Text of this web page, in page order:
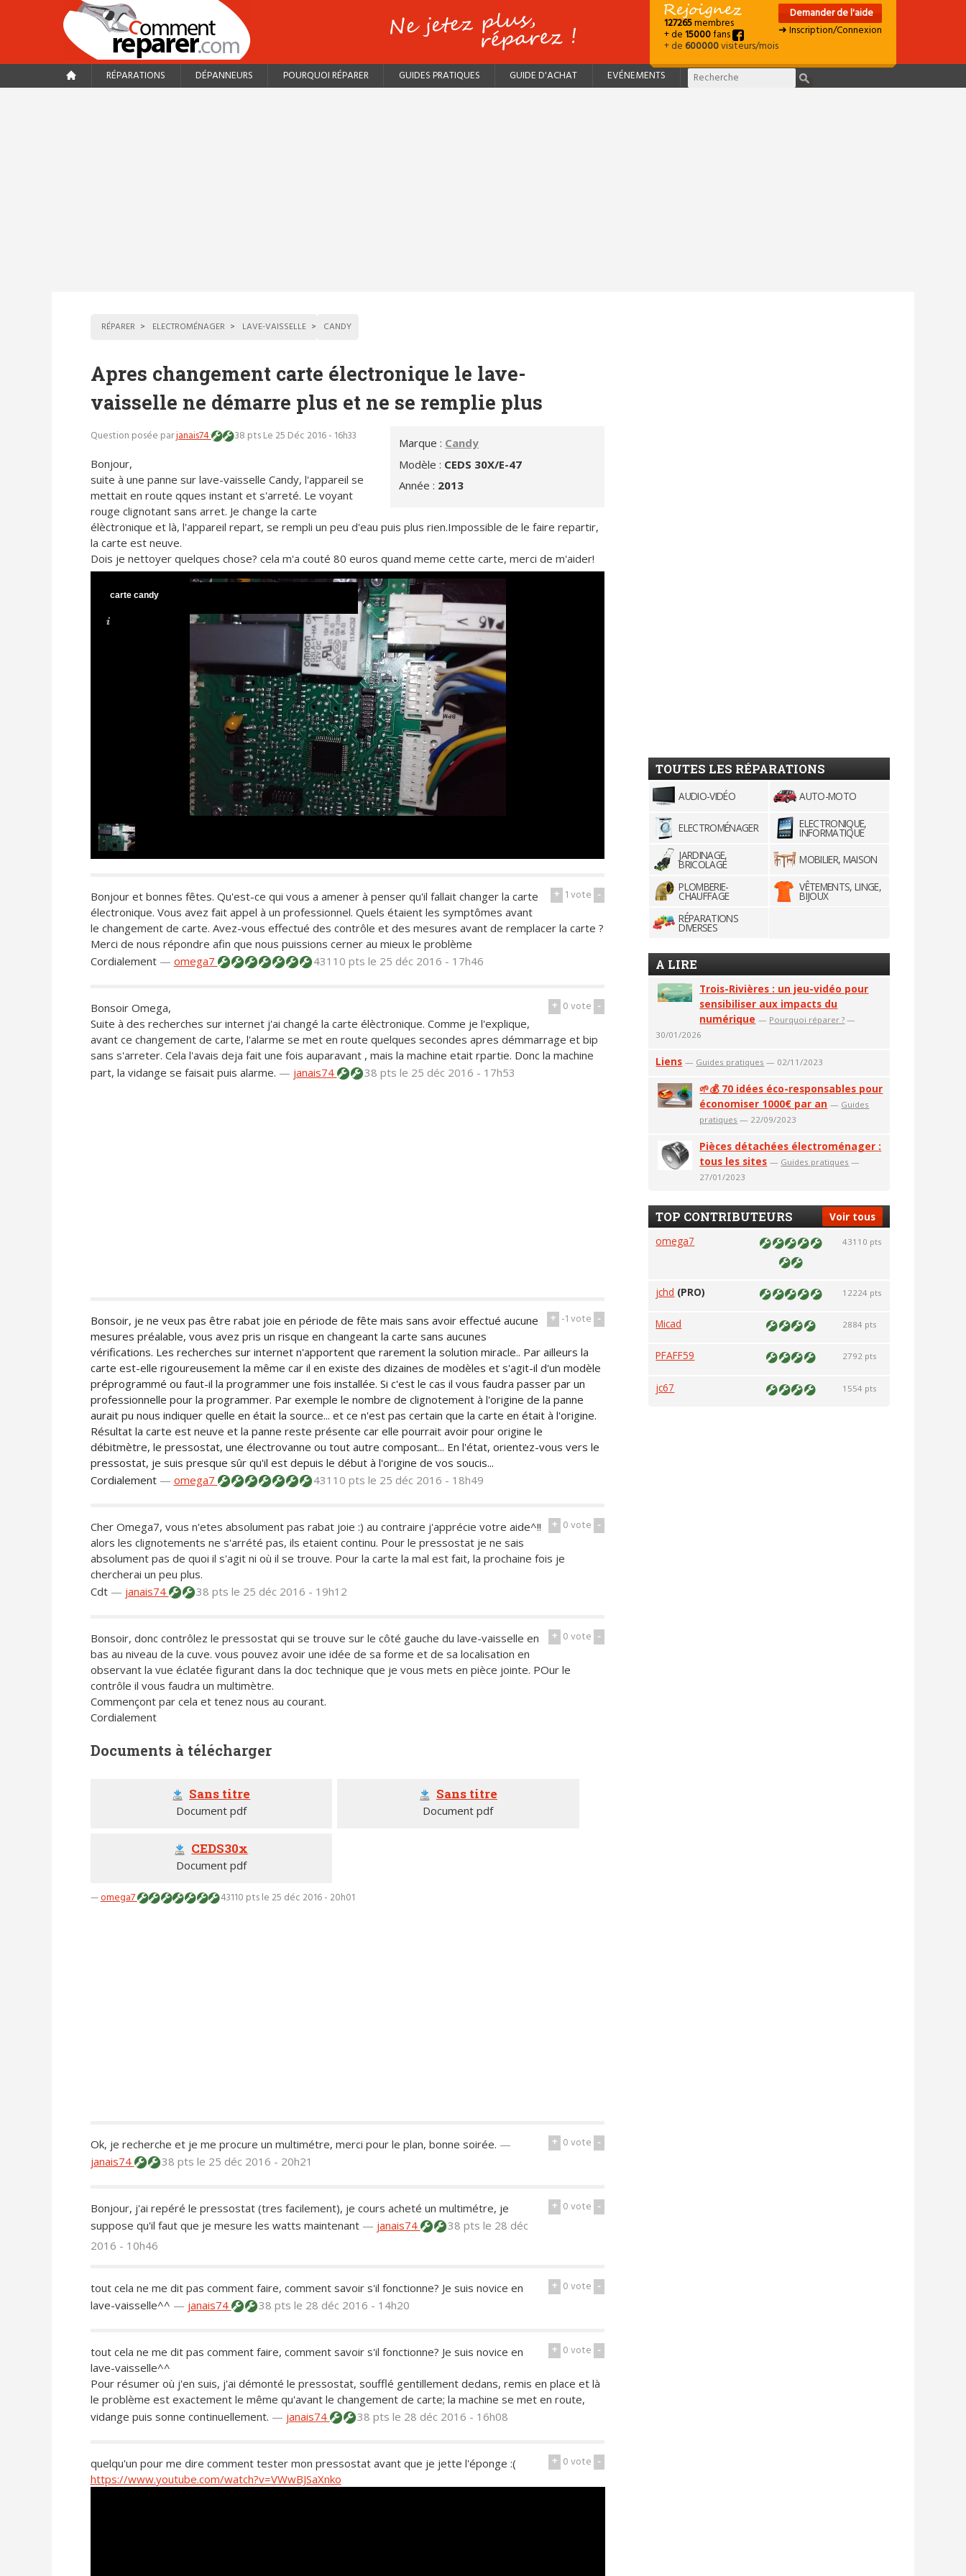
127265membres
+ de15000fans
+ de600000visiteurs/mois
Demander de l'aide
➜ Inscription/Connexion
RÉPARATIONS DÉPANNEURS POURQUOI RÉPARER GUIDES PRATIQUES GUIDE D'ACHAT EVÉNEMENTS
RÉPARER ELECTROMÉNAGER LAVE-VAISSELLE CANDY
Apres changement carte électronique le lave-
vaisselle ne démarre plus et ne se remplie plus
Marque : Candy
Modèle : CEDS 30X/E-47
Année : 2013
Question posée parjanais74 38 ptsLe 25 Déc 2016 - 16h33
Bonjour,
suite à une panne sur lave-vaisselle Candy, l'appareil se
mettait en route qques instant et s'arreté. Le voyant
rouge clignotant sans arret. Je change la carte
élèctronique et là, l'appareil repart, se rempli un peu d'eau puis plus rien.Impossible de le faire repartir,
la carte est neuve.
Dois je nettoyer quelques chose? cela m'a couté 80 euros quand meme cette carte, merci de m'aider!
carte candy
+ 1vote -
Bonjour et bonnes fêtes. Qu'est-ce qui vous a amener à penser qu'il fallait changer la carte
électronique. Vous avez fait appel à un professionnel. Quels étaient les symptômes avant
le changement de carte. Avez-vous effectué des contrôle et des mesures avant de remplacer la carte ?
Merci de nous répondre afin que nous puissions cerner au mieux le problème
Cordialement — omega7 43110 pts le 25 déc 2016 - 17h46
+ 0vote -
Bonsoir Omega,
Suite à des recherches sur internet j'ai changé la carte élèctronique. Comme je l'explique,
avant ce changement de carte, l'alarme se met en route quelques secondes apres démmarrage et bip
sans s'arreter. Cela l'avais deja fait une fois auparavant , mais la machine etait rpartie. Donc la machine
part, la vidange se faisait puis alarme. — janais74 38 pts le 25 déc 2016 - 17h53
+ -1vote -
Bonsoir, je ne veux pas être rabat joie en période de fête mais sans avoir effectué aucune
mesures préalable, vous avez pris un risque en changeant la carte sans aucunes
vérifications. Les recherches sur internet n'apportent que rarement la solution miracle.. Par ailleurs la
carte est-elle rigoureusement la même car il en existe des dizaines de modèles et s'agit-il d'un modèle
préprogrammé ou faut-il la programmer une fois installée. Si c'est le cas il vous faudra passer par un
professionnelle pour la programmer. Par exemple le nombre de clignotement à l'origine de la panne
aurait pu nous indiquer quelle en était la source... et ce n'est pas certain que la carte en était à l'origine.
Résultat la carte est neuve et la panne reste présente car elle pourrait avoir pour origine le
débitmètre, le pressostat, une électrovanne ou tout autre composant... En l'état, orientez-vous vers le
pressostat, je suis presque sûr qu'il est depuis le début à l'origine de vos soucis...
Cordialement — omega7 43110 pts le 25 déc 2016 - 18h49
+ 0vote -
Cher Omega7, vous n'etes absolument pas rabat joie :) au contraire j'apprécie votre aide^!!
alors les clignotements ne s'arrété pas, ils etaient continu. Pour le pressostat je ne sais
absolument pas de quoi il s'agit ni où il se trouve. Pour la carte la mal est fait, la prochaine fois je
chercherai un peu plus.
Cdt — janais74 38 pts le 25 déc 2016 - 19h12
+ 0vote -
Bonsoir, donc contrôlez le pressostat qui se trouve sur le côté gauche du lave-vaisselle en
bas au niveau de la cuve. vous pouvez avoir une idée de sa forme et de sa localisation en
observant la vue éclatée figurant dans la doc technique que je vous mets en pièce jointe. POur le
contrôle il vous faudra un multimètre.
Commençont par cela et tenez nous au courant.
Cordialement
Documents à télécharger
Sans titre
Document pdf
Sans titre
Document pdf
CEDS30x
Document pdf
—omega7 43110 ptsle 25 déc 2016 - 20h01
+ 0vote -
Ok, je recherche et je me procure un multimétre, merci pour le plan, bonne soirée. —
janais74
38 pts le 25 déc 2016 - 20h21
+ 0vote -
Bonjour, j'ai repéré le pressostat (tres facilement), je cours acheté un multimétre, je
suppose qu'il faut que je mesure les watts maintenant — janais74 38 pts le 28 déc
2016 - 10h46
+ 0vote -
tout cela ne me dit pas comment faire, comment savoir s'il fonctionne? Je suis novice en
lave-vaisselle^^ — janais74 38 pts le 28 déc 2016 - 14h20
+ 0vote -
tout cela ne me dit pas comment faire, comment savoir s'il fonctionne? Je suis novice en
lave-vaisselle^^
Pour résumer où j'en suis, j'ai démonté le pressostat, soufflé gentillement dedans, remis en place et là
le problème est exactement le même qu'avant le changement de carte; la machine se met en route,
vidange puis sonne continuellement. — janais74 38 pts le 28 déc 2016 - 16h08
+ 0vote -
quelqu'un pour me dire comment tester mon pressostat avant que je jette l'éponge :(
https://www.youtube.com/watch?v=VWwBJSaXnko
TOUTES LES RÉPARATIONS
AUDIO-VIDÉO AUTO-MOTO
ELECTROMÉNAGER ELECTRONIQUE,
INFORMATIQUE
JARDINAGE,
BRICOLAGE
MOBILIER, MAISON
PLOMBERIE-
CHAUFFAGE
VÊTEMENTS, LINGE,
BIJOUX
RÉPARATIONS
DIVERSES
A LIRE
Trois-Rivières : un jeu-vidéo pour
sensibiliser aux impacts du
numérique — Pourquoi réparer ? —
30/01/2026
Liens — Guides pratiques — 02/11/2023
🌱💰 70 idées éco-responsables pour
économiser 1000€ par an — Guides
pratiques — 22/09/2023
Pièces détachées électroménager :
tous les sites — Guides pratiques —
27/01/2023
Voir tous
TOP CONTRIBUTEURS
omega7 43110 pts
jchd (PRO) 12224 pts
Micad 2884 pts
PFAFF59 2792 pts
jc67 1554 pts